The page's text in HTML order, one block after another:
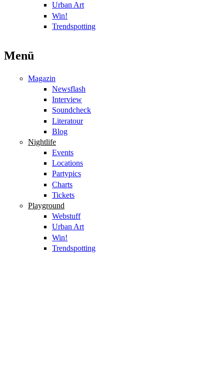
Urban Art
Win!
Trendspotting
Menü
Magazin
Newsflash
Interview
Soundcheck
Literatour
Blog
Nightlife
Events
Locations
Partypics
Charts
Tickets
Playground
Webstuff
Urban Art
Win!
Trendspotting